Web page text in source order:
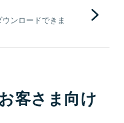
ンロードできま
客さま向け